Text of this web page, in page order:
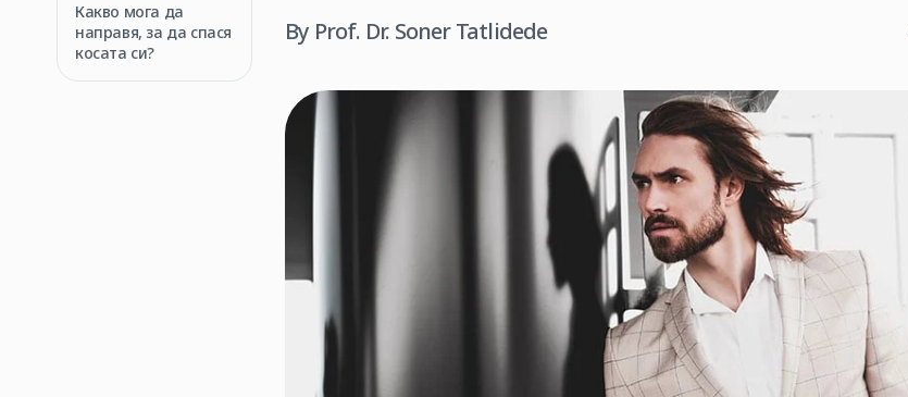
Какво мога да
направя, за да спася
косата си?
By Prof. Dr. Soner Tatlidede